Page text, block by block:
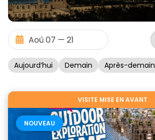
Aujourd’hui Demain Après-demain
VISITE MISE EN AVANT
NOUVEAU